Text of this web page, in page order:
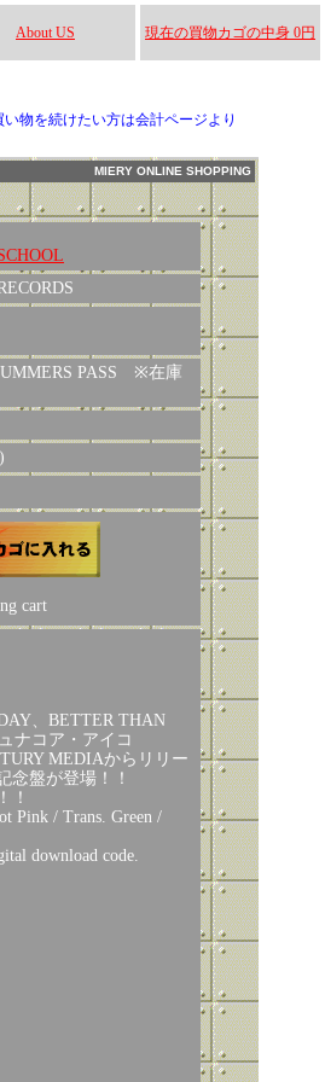
About US 現在の買物カゴの中身 0円
物を続けたい方は会計ページより
MIERY ONLINE SHOPPING
PASS ※在庫
cart
、BETTER THAN
ナコア・アイコ
MEDIAからリリー
念盤が登場！！
！
Pink / Trans. Green /
download code.